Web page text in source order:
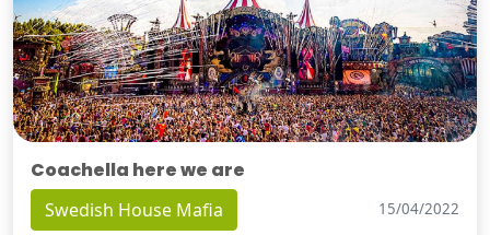
Coachella here we are
Swedish House Mafia 15/04/2022